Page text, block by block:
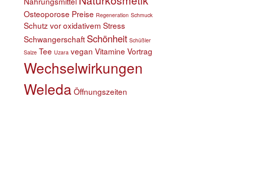
Osteoporose Preise Regeneration Schmuck
Schutz vor oxidativem Stress
Schwangerschaft Schönheit Schüßler
Salze Tee Uzara vegan Vitamine Vortrag
Wechselwirkungen
Weleda Öffnungszeiten